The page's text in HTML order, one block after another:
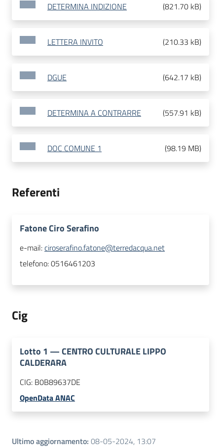
DETERMINA INDIZIONE (821.70 kB)
LETTERA INVITO (210.33 kB)
DGUE (642.17 kB)
DETERMINA A CONTRARRE (557.91 kB)
DOC COMUNE 1 (98.19 MB)
Referenti
Fatone Ciro Serafino
e-mail:ciroserafino.fatone@terredacqua.net
telefono:0516461203
Cig
Lotto 1 —CENTRO CULTURALE LIPPO
CALDERARA
CIG: B0B89637DE
OpenData ANAC
Ultimo aggiornamento: 08-05-2024, 13:07